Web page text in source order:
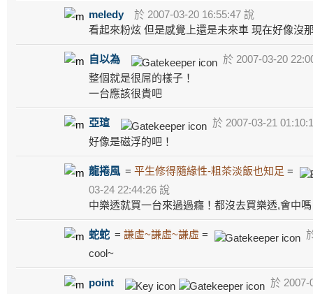
meledy
於 2007-03-20 16:55:47 說
看起來粉炫 但是感覺上還是未來車 現在好像沒
自以為
於 2007-03-20
整個就是很屌的樣子！
一台應該很貴吧
亞瑄
於 2007-03-21
好像是磁浮的吧！
龍捲風 =平生修得隨緣性-粗茶淡飯也知足 =
03-24 22:44:26 說
中樂透就買一台來過過癮！都沒去買樂透,會中
蛇蛇 =謙虛~謙虛~謙虛 =
cool~
point
於 2007-